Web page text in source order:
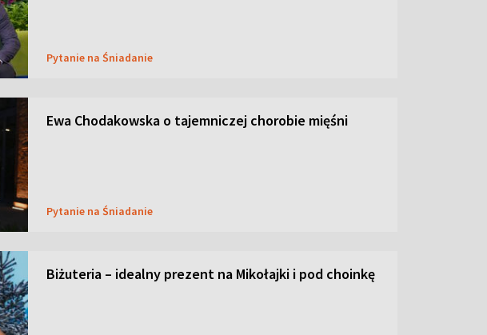
Pytanie na Śniadanie
Ewa Chodakowska o tajemniczej chorobie mięśni
Pytanie na Śniadanie
Biżuteria – idealny prezent na Mikołajki i pod choinkę